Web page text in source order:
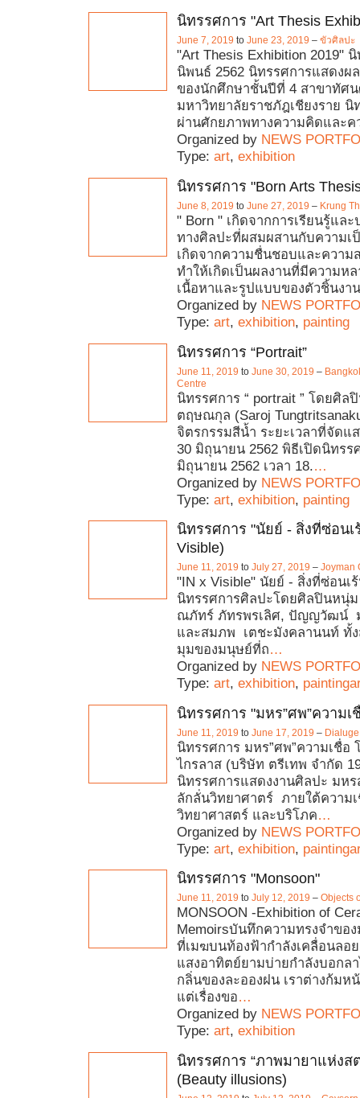
นิทรรศการ "Art Thesis
June 7, 2019 to June 23, 2019 – ขัวศิลปะ
"Art Thesis Exhibition 2019"
นิพนธ์ 2562 นิทรรศการแสดงผ
ของนักศึกษาชั้นปีที่ 4 สาขาทัศ
มหาวิทยาลัยราชภัฎเชียงราย นิ
ผ่านศักยภาพทางความคิดและค
Organized by NEWS
Type: art, exhibition
นิทรรศการ "Born Arts
June 8, 2019 to June 27, 2019 – Krung
" Born " เกิดจากการเรียนรู้แล
ทางศิลปะที่ผสมผสานกับความเ
เกิดจากความชื่นชอบและความ
ทำให้เกิดเป็นผลงานที่มีความห
เนื้อหาและรูปแบบของตัวชิ้นงา
Organized by NEWS
Type: art, exhibition, painting
นิทรรศการ “Portrait”
June 11, 2019 to June 30, 2019 –
Centre
นิทรรศการ “ portrait ” โดยศิล
ตฤษณกุล (Saroj
จิตรกรรมสีน้ำ ระยะเวลาที่จัดแ
30 มิถุนายน 2562 พิธีเปิดนิทรร
มิถุนายน 2562 เวลา 18.…
Organized by NEWS
Type: art, exhibition, painting
นิทรรศการ "นัยย์ - สิ่งที่ซ่อนเ
Visible)
June 11, 2019 to July 27, 2019 – Joyman
"IN x Visible" นัยย์ - สิ่งที่ซ่อนเ
นิทรรศการศิลปะโดยศิลปินหนุ่
ณภัทร์ ภัทรพรเลิศ, ปัญญวัฒน์
และสมภพ เตชะมังคลานนท์ ทั้
มุมของมนุษย์ที่ถ…
Organized by NEWS
Type: art, exhibition,
นิทรรศการ "มหร”ศพ”ความเ
June 11, 2019 to June 17, 2019 –
นิทรรศการ มหร”ศพ”ความเชื่อ
ไกรลาส (บริษัท ตรีเทพ จำกัด
นิทรรศการแสดงงานศิลปะ มห
ลักลั่นวิทยาศาตร์ ภายใต้ความ
วิทยาศาสตร์ และบริโภค…
Organized by NEWS
Type: art, exhibition,
นิทรรศการ "Monsoon"
June 11, 2019 to July 12, 2019 – Objects
MONSOON -Exhibition of
Memoirsบันทึกความทรงจำขอ
ที่เมฆบนท้องฟ้ากำลังเคลื่อนลอย
แสงอาทิตย์ยามบ่ายกำลังบอกล
กลิ่นของละอองฝน เราต่างก้มห
แต่เรื่องขอ…
Organized by NEWS
Type: art, exhibition
นิทรรศการ “ภาพมายาแห่งส
(Beauty illusions)